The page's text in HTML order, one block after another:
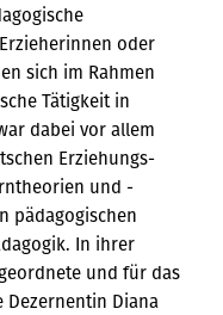
oder
sich im Rahmen
Tätigkeit in
dabei vor allem
Erziehungs-
und -
pädagogischen
In ihrer
und für das
Dezernentin Diana